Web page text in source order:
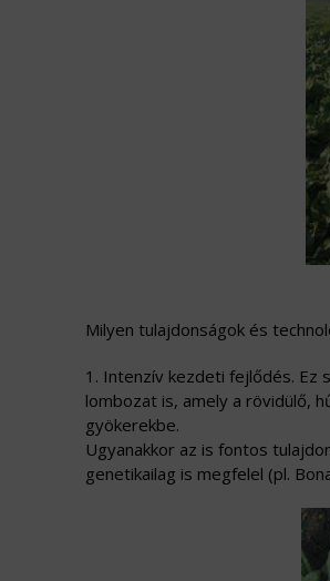
Milyen tulajdonságok és
1. Intenzív kezdeti fejlődés. Ez
lombozat is, amely a rövidülő,
gyökerekbe.
Ugyanakkor az is fontos
genetikailag is megfelel (pl.